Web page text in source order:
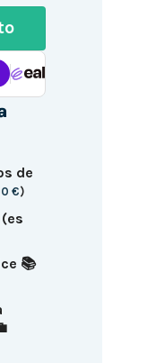
de
€)
📚